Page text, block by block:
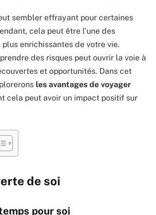
sembler effrayant pour certaines
cela peut être l’une des
enrichissantes de votre vie.
des risques peut ouvrir la voie à
et opportunités. Dans cet
les avantages de voyager
cela peut avoir un impact positif sur
de soi
pour soi